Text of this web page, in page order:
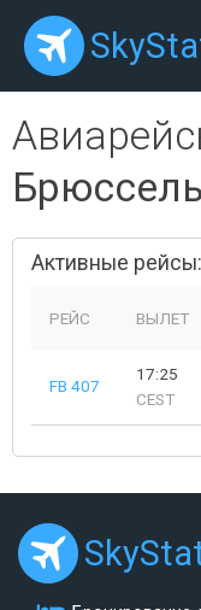
Активные рейсы:
РЕЙС ВЫЛЕТ
FB 407
17:25
CEST